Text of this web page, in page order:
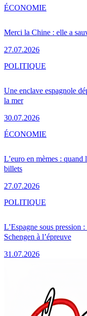
Merci la Chine : elle a
27.07.2026
ÉCONOMIE
Une enclave espagnole
la mer
30.07.2026
POLITIQUE
L’euro en mèmes :
billets
27.07.2026
ÉCONOMIE
L’Espagne sous pression
Schengen à l’épreuve
31.07.2026
POLITIQUE